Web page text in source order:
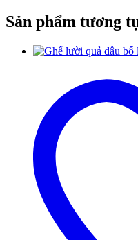
Sản phẩm tương